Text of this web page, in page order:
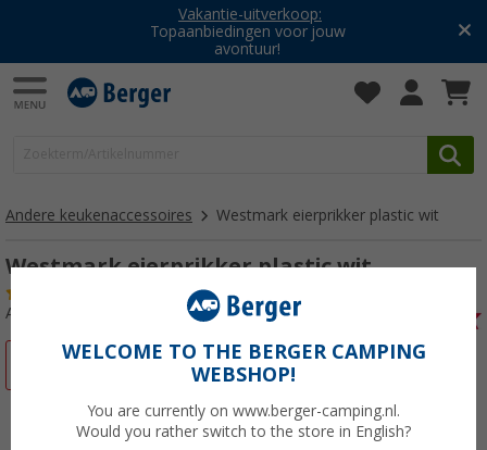
Vakantie-uitverkoop:
Topaanbiedingen voor jouw
avontuur!
Andere keukenaccessoires Westmark eierprikker plastic wit
Westmark eierprikker plastic wit
Artikelnr: 365295
-14%
WELCOME TO THE BERGER CAMPING
WEBSHOP!
You are currently on www.berger-camping.nl.
Would you rather switch to the store in English?